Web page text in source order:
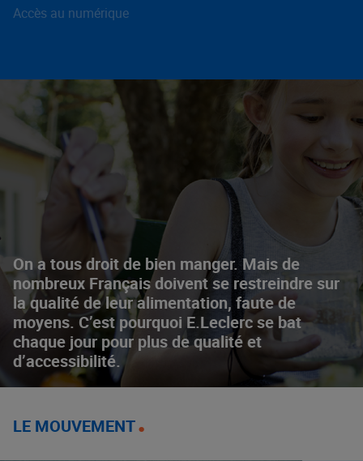
On a tous droit de bien manger. Mais de
nombreux Français doivent se restreindre sur
la qualité de leur alimentation, faute de
moyens. C’est pourquoi E.Leclerc se bat
chaque jour pour plus de qualité et
d’accessibilité.
Accès au numérique
LE MOUVEMENT